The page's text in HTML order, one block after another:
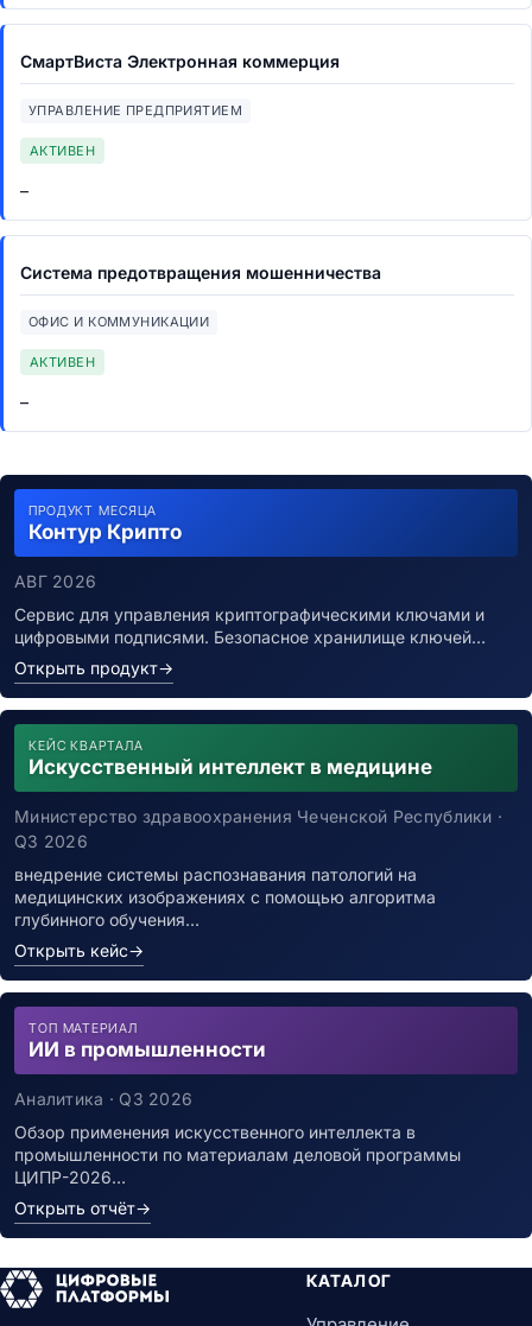
СмартВиста Электронная коммерция
УПРАВЛЕНИЕ ПРЕДПРИЯТИЕМ
АКТИВЕН
–
Система предотвращения мошенничества
ОФИС И КОММУНИКАЦИИ
АКТИВЕН
–
ПРОДУКТ МЕСЯЦА
Контур Крипто
АВГ 2026
Сервис для управления криптографическими ключами и
цифровыми подписями. Безопасное хранилище ключей…
Открыть продукт→
КЕЙС КВАРТАЛА
Искусственный интеллект в медицине
Министерство здравоохранения Чеченской Республики ·
Q3 2026
внедрение системы распознавания патологий на
медицинских изображениях с помощью алгоритма
глубинного обучения…
Открыть кейс→
ТОП МАТЕРИАЛ
ИИ в промышленности
Аналитика · Q3 2026
Обзор применения искусственного интеллекта в
промышленности по материалам деловой программы
ЦИПР-2026…
Открыть отчёт→
КАТАЛОГ